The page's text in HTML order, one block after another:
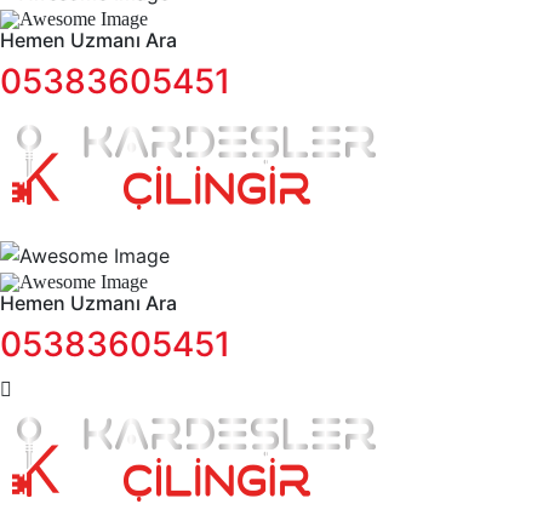
Hemen Uzmanı Ara
05383605451
Hemen Uzmanı Ara
05383605451